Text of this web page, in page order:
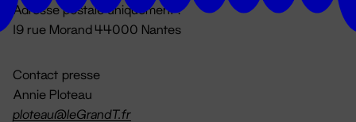
Adresse postale uniquement :
19 rue Morand 44000 Nantes
Contact presse
Annie Ploteau
ploteau@leGrandT.fr